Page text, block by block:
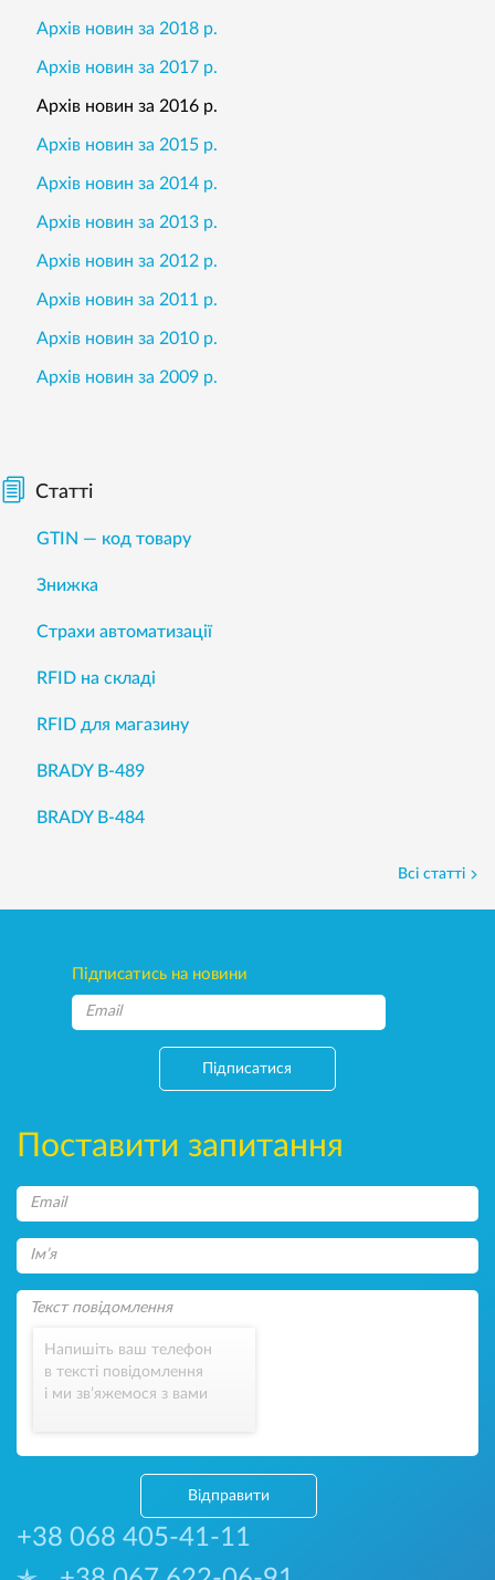
Архів новин за 2018 р.
Архів новин за 2017 р.
Архів новин за 2016 р.
Архів новин за 2015 р.
Архів новин за 2014 р.
Архів новин за 2013 р.
Архів новин за 2012 р.
Архів новин за 2011 р.
Архів новин за 2010 р.
Архів новин за 2009 р.
Статті
GTIN — код товару
Знижка
Страхи автоматизації
RFID на складі
RFID для магазину
BRADY B-489
BRADY B-484
Всі статті
Підписатись на новини
Підписатися
Поставити запитання
Напишіть ваш телефон
в тексті повідомлення
і ми зв’яжемося з вами
Відправити
+38 068 405-41-11